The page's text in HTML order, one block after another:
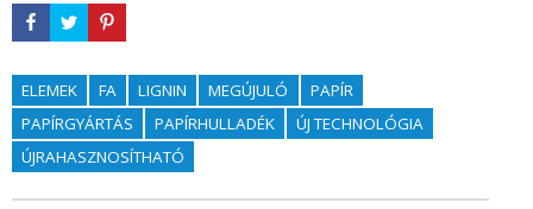
ELEMEK FA LIGNIN MEGÚJULÓ
PAPÍR
PAPÍRGYÁRTÁS
PAPÍRHULLADÉK
ÚJ TECHNOLÓGIA
ÚJRAHASZNOSÍTHATÓ